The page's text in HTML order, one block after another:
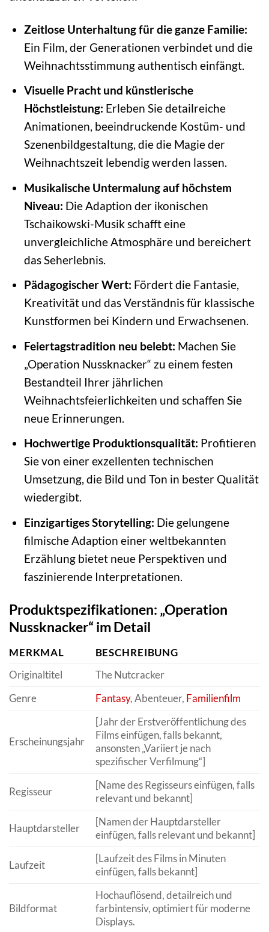
Zeitlose Unterhaltung für die ganze Familie:
Ein Film, der Generationen verbindet und die
Weihnachtsstimmung authentisch einfängt.
Visuelle Pracht und künstlerische
Höchstleistung: Erleben Sie detailreiche
Animationen, beeindruckende Kostüm- und
Szenenbildgestaltung, die die Magie der
Weihnachtszeit lebendig werden lassen.
Musikalische Untermalung auf höchstem
Niveau: Die Adaption der ikonischen
Tschaikowski-Musik schafft eine
unvergleichliche Atmosphäre und bereichert
das Seherlebnis.
Pädagogischer Wert: Fördert die Fantasie,
Kreativität und das Verständnis für klassische
Kunstformen bei Kindern und Erwachsenen.
Feiertagstradition neu belebt: Machen Sie
„Operation Nussknacker“ zu einem festen
Bestandteil Ihrer jährlichen
Weihnachtsfeierlichkeiten und schaffen Sie
neue Erinnerungen.
Hochwertige Produktionsqualität: Profitieren
Sie von einer exzellenten technischen
Umsetzung, die Bild und Ton in bester Qualität
wiedergibt.
Einzigartiges Storytelling: Die gelungene
filmische Adaption einer weltbekannten
Erzählung bietet neue Perspektiven und
faszinierende Interpretationen.
Produktspezifikationen: „Operation
Nussknacker“ im Detail
MERKMAL
BESCHREIBUNG
Originaltitel
The Nutcracker
Genre
Fantasy, Abenteuer, Familienfilm
Erscheinungsjahr
[Jahr der Erstveröffentlichung des
Films einfügen, falls bekannt,
ansonsten „Variiert je nach
spezifischer Verfilmung“]
Regisseur
[Name des Regisseurs einfügen, falls
relevant und bekannt]
Hauptdarsteller
[Namen der Hauptdarsteller
einfügen, falls relevant und bekannt]
Laufzeit
[Laufzeit des Films in Minuten
einfügen, falls bekannt]
Bildformat
Hochauflösend, detailreich und
farbintensiv, optimiert für moderne
Displays.